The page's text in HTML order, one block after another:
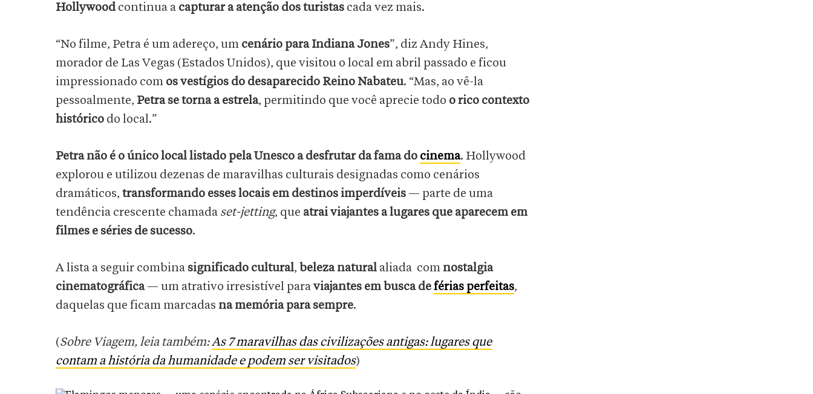
Hollywoodcontinua a capturar a atenção dos turistas cada vez mais.
“No filme, Petra é um adereço, um cenário para Indiana Jones”, diz Andy Hines,
morador de Las Vegas (Estados Unidos), que visitou o local em abril passado e ficou
impressionado com os vestígios do desaparecido Reino Nabateu. “Mas, ao vê-la
pessoalmente, Petra se torna a estrela, permitindo que você aprecie todo o rico contexto
histórico do local.”
Petra não é o único local listado pela Unesco a desfrutar da fama do cinema. Hollywood
explorou e utilizou dezenas de maravilhas culturais designadas como cenários
dramáticos, transformando esses locais em destinos imperdíveis — parte de uma
tendência crescente chamada set-jetting, que atrai viajantes a lugares que aparecem em
filmes e séries de sucesso.
A lista a seguir combina significado cultural, beleza natural aliada com nostalgia
cinematográfica— um atrativo irresistível paraviajantes em busca deférias perfeitas,
daquelas que ficam marcadas na memória para sempre.
(Sobre Viagem, leia também:As 7 maravilhas das civilizações antigas: lugares que
contam a história da humanidade e podem ser visitados)